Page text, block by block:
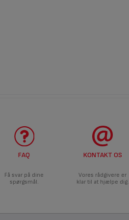
FAQ
Få svar på dine
spørgsmål.
KONTAKT OS
Vores rådgivere er
klar til at hjælpe dig.